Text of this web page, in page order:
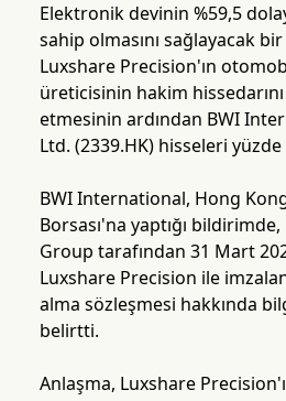
Elektronik devinin %59,5
sahip olmasını sağlayacak
Luxshare Precision'ın
üreticisinin hakim
etmesinin ardından BWI
Ltd. (2339.HK) hisseleri
BWI International, Hong
Borsası'na yaptığı
Group tarafından 31 Mart
Luxshare Precision ile
alma sözleşmesi hakkında
belirtti.
Anlaşma, Luxshare